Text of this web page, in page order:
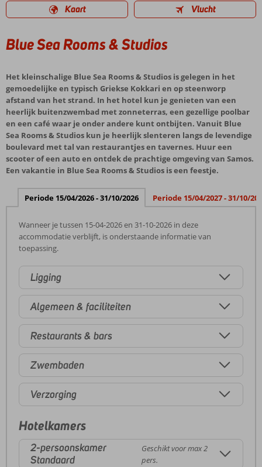
Kaart Vlucht
Blue Sea Rooms & Studios
Het kleinschalige Blue Sea Rooms & Studios is gelegen in het
gemoedelijke en typisch Griekse Kokkari en op steenworp
afstand van het strand. In het hotel kun je genieten van een
heerlijk buitenzwembad met zonneterras, een gezellige poolbar
en een café waar je onder andere kunt ontbijten. Vanuit Blue
Sea Rooms & Studios kun je heerlijk slenteren langs de levendige
boulevard met tal van restaurantjes en tavernes. Huur een
scooter of een auto en ontdek de prachtige omgeving van Samos.
Een vakantie in Blue Sea Rooms & Studios is een feestje.
Periode 15/04/2026 - 31/10/2026 Periode 15/04/2027 - 31/10/
Wanneer je tussen 15-04-2026 en 31-10-2026 in deze
accommodatie verblijft, is onderstaande informatie van
toepassing.
Ligging
Algemeen & faciliteiten
Restaurants & bars
Zwembaden
Verzorging
Hotelkamers
2-persoonskamer
Standaard
Geschikt voor max 2
pers.